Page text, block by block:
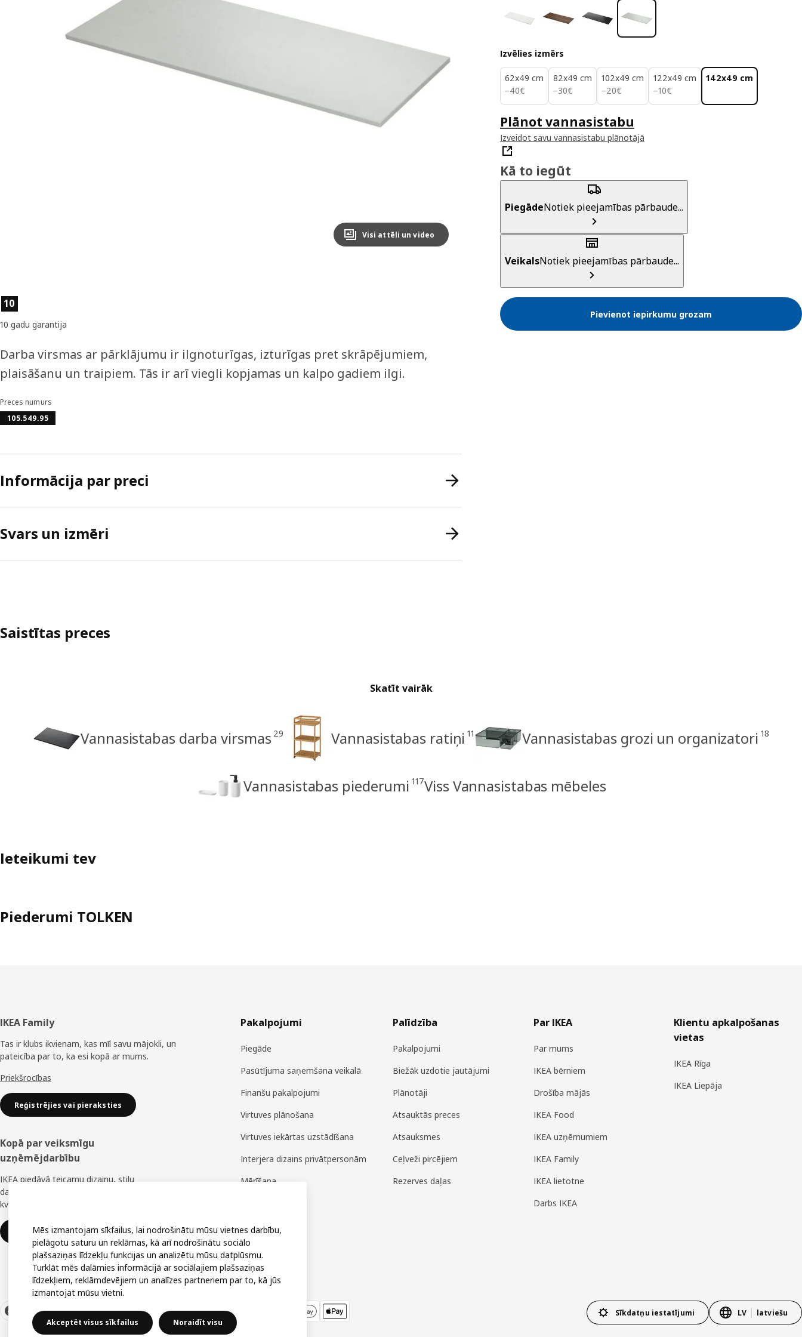
Image zoomed out, normal view
Visi attēli un video
Izvēlies izmērs
62x49 cm
−40€
40€
82x49 cm
−30€
30€
102x49 cm
−20€
20€
122x49 cm
−10€
10€
142x49 cm
Plānot vannasistabu
Izveidot savu vannasistabu plānotājā
Kā to iegūt
PiegādeNotiek pieejamības pārbaude...
VeikalsNotiek pieejamības pārbaude...
Pievienot iepirkumu grozam
Preces īpašības
10
10 gadu garantija
Darba virsmas ar pārklājumu ir ilgnoturīgas, izturīgas pret skrāpējumiem,
plaisāšanu un traipiem. Tās ir arī viegli kopjamas un kalpo gadiem ilgi.
Preces numurs
105.549.95
Informācija par preci
Svars un izmēri
Saistītas preces
Skatīt vairāk
Vannasistabas darba virsmas 29 Vannasistabas ratiņi 11 Vannasistabas grozi un organizatori 18
Vannasistabas piederumi 117Viss Vannasistabas mēbeles
Ieteikumi tev
Piederumi TOLKEN
Kājene
IKEA Family
Tas ir klubs ikvienam, kas mīl savu mājokli, un
pateicība par to, ka esi kopā ar mums.
Priekšrocības
Reģistrējies vai pieraksties
Kopā par veiksmīgu
uzņēmējdarbību
IKEA piedāvā teicamu dizainu, stilu
daudzveidību, lielisku cenu un uzticamu
kvalitāti.
IKEA uzņēmumiem
Pakalpojumi
Piegāde
Pasūtījuma saņemšana veikalā
Finanšu pakalpojumi
Virtuves plānošana
Virtuves iekārtas uzstādīšana
Interjera dizains privātpersonām
Mērīšana
Palīdzība
Pakalpojumi
Biežāk uzdotie jautājumi
Plānotāji
Atsauktās preces
Atsauksmes
Ceļveži pircējiem
Rezerves daļas
Par IKEA
Par mums
IKEA bērniem
Drošība mājās
IKEA Food
IKEA uzņēmumiem
IKEA Family
IKEA lietotne
Darbs IKEA
Klientu apkalpošanas
vietas
IKEA Rīga
IKEA Liepāja
Sīkdatņu iestatījumi LV latviešu
Mēs izmantojam sīkfailus, lai nodrošinātu mūsu vietnes darbību,
pielāgotu saturu un reklāmas, kā arī nodrošinātu sociālo
plašsaziņas līdzekļu funkcijas un analizētu mūsu datplūsmu.
Turklāt mēs dalāmies informācijā ar sociālajiem plašsaziņas
līdzekļiem, reklāmdevējiem un analīzes partneriem par to, kā jūs
izmantojat mūsu vietni.
Akceptēt visus sīkfailus Noraidīt visu